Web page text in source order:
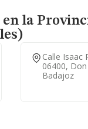
la
Calle Isaac
06400,
Badajoz